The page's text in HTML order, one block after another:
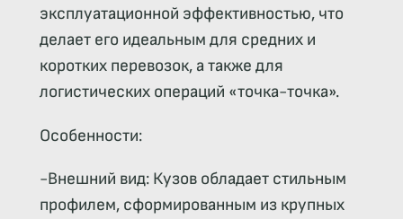
эксплуатационной эффективностью, что
делает его идеальным для средних и
коротких перевозок, а также для
логистических операций «точка-точка».
Особенности:
-Внешний вид: Кузов обладает стильным
профилем, сформированным из крупных